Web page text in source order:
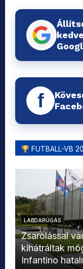
f
FUTBALL-VB
LABDARÚGÁS
Zsarolással
kihátráltak
Infantino